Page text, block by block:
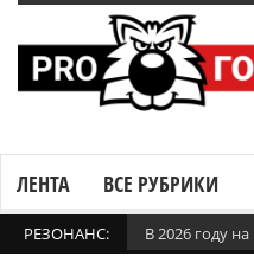
ЛЕНТА ВСЕ РУБРИКИ
РЕЗОНАНС: В 2026 году